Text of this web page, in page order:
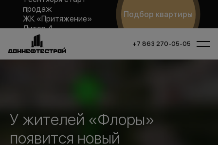
продаж
ЖК «Притяжение»
Литер 4
Подбор квартиры
+7 863 270-05-05
У жителей «Флоры»
появится новый